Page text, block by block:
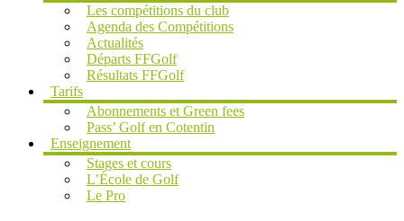
Les compétitions du club
Agenda des Compétitions
Actualités
Départs FFGolf
Résultats FFGolf
Tarifs
Abonnements et Green fees
Pass’ Golf en Cotentin
Enseignement
Stages et cours
L’École de Golf
Le Pro